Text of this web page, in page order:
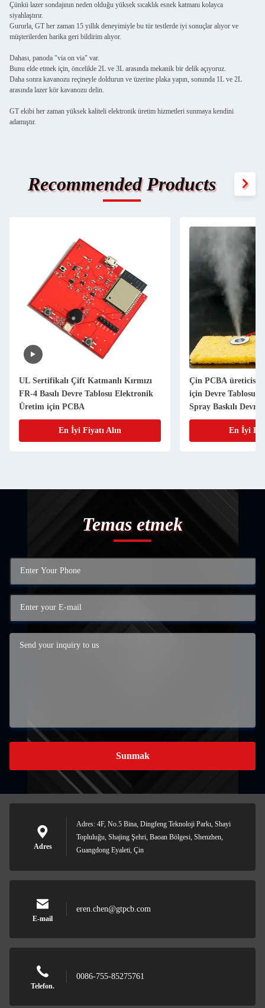
Çünkü lazer sondajının neden olduğu yüksek sıcaklık esnek katmanı kolayca
siyahlaştırır.
Gururla, GT her zaman 15 yıllık deneyimiyle bu tür testlerde iyi sonuçlar alıyor ve
müşterilerden harika geri bildirim alıyor.
Dahası, panoda "via on via" var.
Bunu elde etmek için, öncelikle 2L ve 3L arasında mekanik bir delik açıyoruz.
Daha sonra kavanozu reçineyle doldurun ve üzerine plaka yapın, sonunda 1L ve 2L
arasında lazer kör kavanozu delin.
GT ekibi her zaman yüksek kaliteli elektronik üretim hizmetleri sunmaya kendini
adamıştır.
Recommended Products
UL Sertifikalı Çift Katmanlı Kırmızı
FR-4 Basılı Devre Tablosu Elektronik
Üretim için PCBA
En İyi Fiyatı Alın
Çin PCBA üreticisi
için Devre Tablosu
Spray Baskılı Devre
En İyi
Temas etmek
Sunmak
Adres
Adres: 4F, No.5 Bina, Dingfeng Teknoloji Parkı, Shayi
Topluluğu, Shajing Şehri, Baoan Bölgesi, Shenzhen,
Guangdong Eyaleti, Çin
E-mail
eren.chen@gtpcb.com
Telefon.
0086-755-85275761